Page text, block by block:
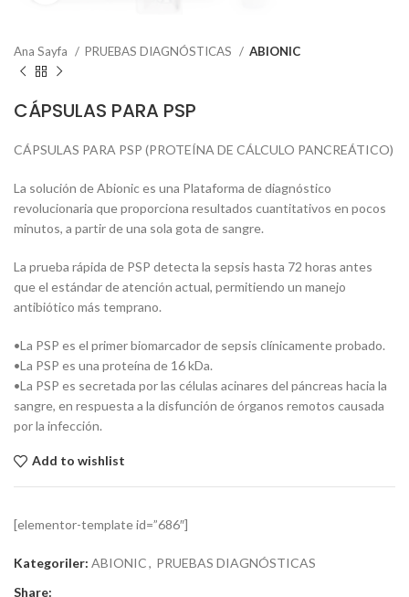
Ana Sayfa PRUEBAS DIAGNÓSTICAS ABIONIC
CÁPSULAS PARA PSP
CÁPSULAS PARA PSP (PROTEÍNA DE CÁLCULO PANCREÁTICO)
La solución de Abionic es una Plataforma de diagnóstico
revolucionaria que proporciona resultados cuantitativos en pocos
minutos, a partir de una sola gota de sangre.
La prueba rápida de PSP detecta la sepsis hasta 72 horas antes
que el estándar de atención actual, permitiendo un manejo
antibiótico más temprano.
•La PSP es el primer biomarcador de sepsis clínicamente probado.
•La PSP es una proteína de 16 kDa.
•La PSP es secretada por las células acinares del páncreas hacia la
sangre, en respuesta a la disfunción de órganos remotos causada
por la infección.
Add to wishlist
[elementor-template id=”686″]
Kategoriler: ABIONIC, PRUEBAS DIAGNÓSTICAS
Share: